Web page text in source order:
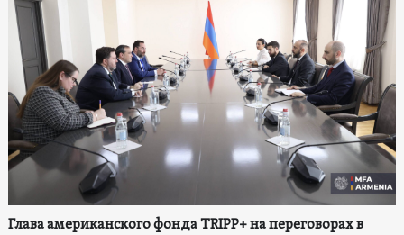
Глава американского фонда TRIPP+ на переговорах в